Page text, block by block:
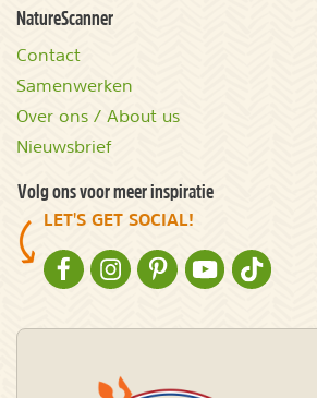
NatureScanner
Contact
Samenwerken
Over ons / About us
Nieuwsbrief
Volg ons voor meer inspiratie
LET'S GET SOCIAL!
NATURESCANNER OP FACEBOOK
NATURESCANNER OP
NATURESCANNER OP